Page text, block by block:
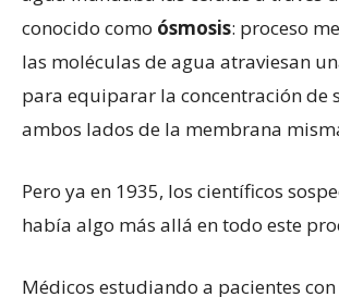
conocido como ósmosis: proceso
las moléculas de agua atraviesan
para equiparar la concentración de
ambos lados de la membrana
Pero ya en 1935, los científicos
había algo más allá en todo este
Médicos estudiando a pacientes con